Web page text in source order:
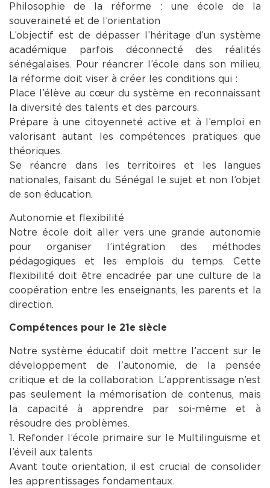
Philosophie de la réforme : une école de la
souveraineté et de l’orientation
L’objectif est de dépasser l’héritage d’un système
académique parfois déconnecté des réalités
sénégalaises. Pour réancrer l’école dans son milieu,
la réforme doit viser à créer les conditions qui :
Place l’élève au cœur du système en reconnaissant
la diversité des talents et des parcours.
Prépare à une citoyenneté active et à l’emploi en
valorisant autant les compétences pratiques que
théoriques.
Se réancre dans les territoires et les langues
nationales, faisant du Sénégal le sujet et non l’objet
de son éducation.
Autonomie et flexibilité
Notre école doit aller vers une grande autonomie
pour organiser l’intégration des méthodes
pédagogiques et les emplois du temps. Cette
flexibilité doit être encadrée par une culture de la
coopération entre les enseignants, les parents et la
direction.
Compétences pour le 21e siècle
Notre système éducatif doit mettre l’accent sur le
développement de l’autonomie, de la pensée
critique et de la collaboration. L’apprentissage n’est
pas seulement la mémorisation de contenus, mais
la capacité à apprendre par soi-même et à
résoudre des problèmes.
1. Refonder l’école primaire sur le Multilinguisme et
l’éveil aux talents
Avant toute orientation, il est crucial de consolider
les apprentissages fondamentaux.